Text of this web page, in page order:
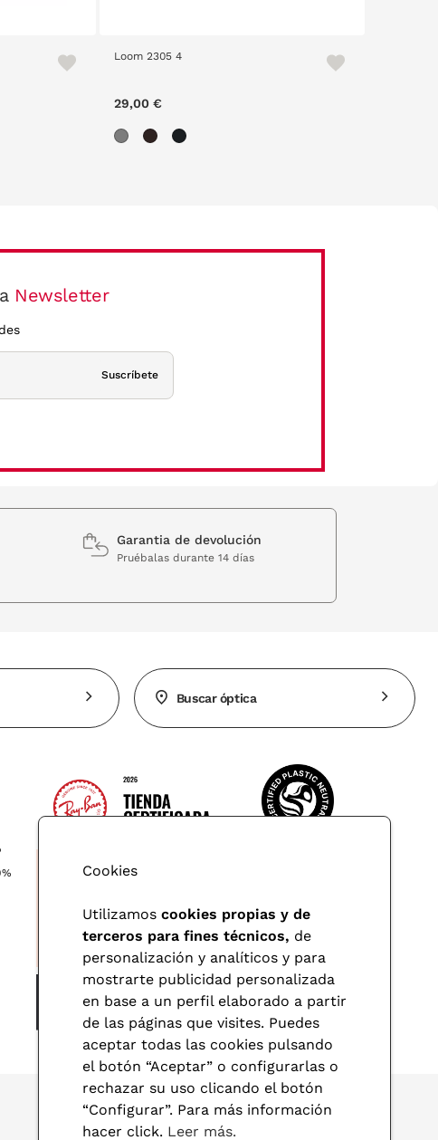
Loom 2305 4
29,00 €
Newsletter
Suscríbete
Garantia de devolución
Pruébalas durante 14 días
Buscar óptica
Cookies
Utilizamos cookies propias y de
terceros para fines técnicos, de
personalización y analíticos y para
mostrarte publicidad personalizada
en base a un perfil elaborado a partir
de las páginas que visites. Puedes
aceptar todas las cookies pulsando
el botón “Aceptar” o configurarlas o
rechazar su uso clicando el botón
“Configurar”. Para más información
hacer click. Leer más.